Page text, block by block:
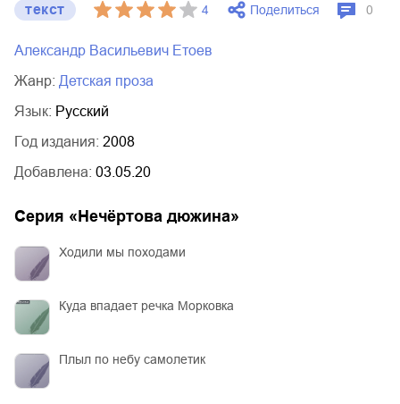
текст 4 Поделиться 0
Александр Васильевич Етоев
Жанр:
детская проза
Язык: Русский
Год издания: 2008
Добавлена: 03.05.20
Серия « Нечёртова дюжина»
Ходили мы походами
Куда впадает речка Морковка
Плыл по небу самолетик